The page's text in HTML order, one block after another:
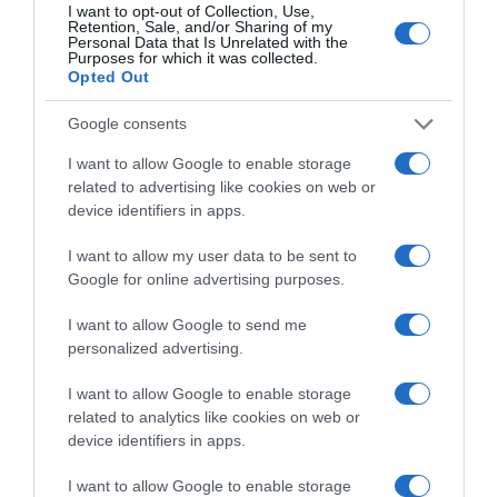
I want to opt-out of Collection, Use,
Retention, Sale, and/or Sharing of my
Personal Data that Is Unrelated with the
Purposes for which it was collected.
Opted Out
Google consents
I want to allow Google to enable storage
related to advertising like cookies on web or
device identifiers in apps.
I want to allow my user data to be sent to
Google for online advertising purposes.
I want to allow Google to send me
personalized advertising.
I want to allow Google to enable storage
related to analytics like cookies on web or
device identifiers in apps.
I want to allow Google to enable storage
ΣΧΟΛΙΑ